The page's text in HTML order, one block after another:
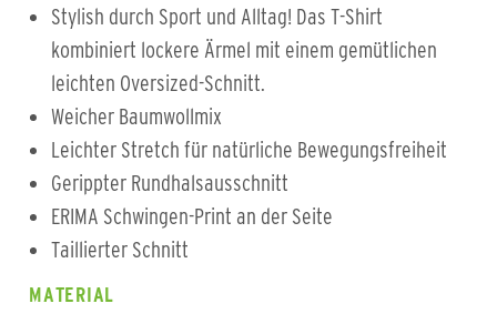
Stylish durch Sport und Alltag! Das T-Shirt
kombiniert lockere Ärmel mit einem gemütlichen
leichten Oversized-Schnitt.
Weicher Baumwollmix
Leichter Stretch für natürliche Bewegungsfreiheit
Gerippter Rundhalsausschnitt
ERIMA Schwingen-Print an der Seite
Taillierter Schnitt
MATERIAL